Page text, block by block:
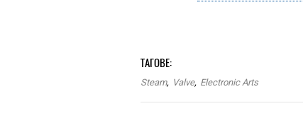
ТАГОВЕ:
Steam, Valve, Electronic Arts